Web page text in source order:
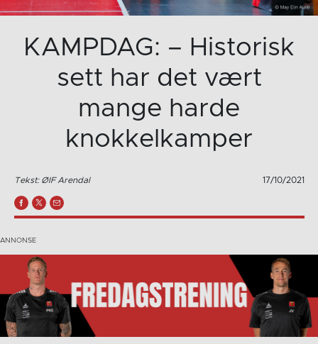
KAMPDAG: – Historisk
sett har det vært
mange harde
knokkelkamper
Tekst: ØIF Arendal 17/10/2021